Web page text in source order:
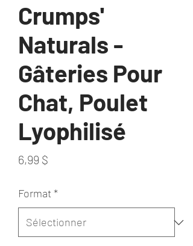
Crumps'
Naturals -
Gâteries Pour
Chat, Poulet
Lyophilisé
6,99 $
Format*